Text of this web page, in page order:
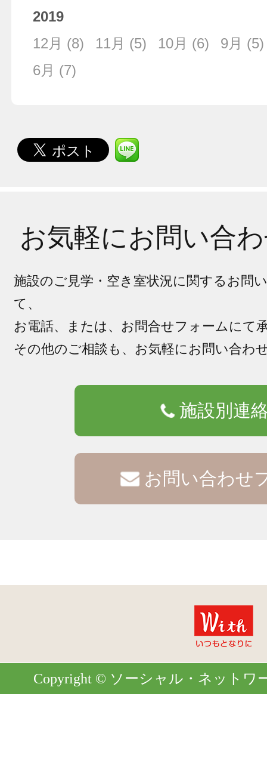
2019
12月 (8) 11月 (5) 10月 (6) 9月 (5)
6月 (7)
お気軽にお問い合
施設のご見学・空き室状況に関するお問
て、
お電話、または、お問合せフォームにて
その他のご相談も、お気軽にお問い合わ
施設別連
お問い合わせ
Copyright © ソーシャル・ネットワ